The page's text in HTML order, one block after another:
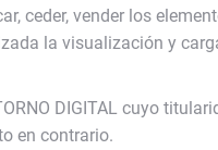
ceder, vender los
la visualización y
DIGITAL cuyo
en contrario.